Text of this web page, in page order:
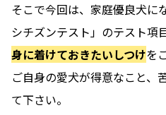
そこで今回は、家庭優良犬に
シチズンテスト」のテスト項
身に着けておきたいしつけを
ご自身の愛犬が得意なこと、
て下さい。